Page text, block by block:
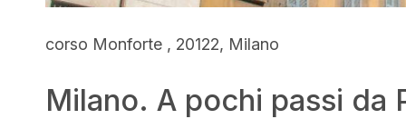
corso Monforte , 20122, Milano
Milano. A pochi passi da